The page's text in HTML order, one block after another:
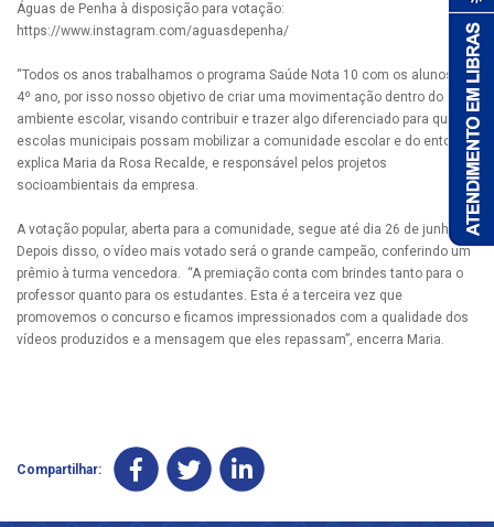
Águas de Penha à disposição para votação:
https://www.instagram.com/aguasdepenha/
“Todos os anos trabalhamos o programa Saúde Nota 10 com os alunos do
4º ano, por isso nosso objetivo de criar uma movimentação dentro do
ambiente escolar, visando contribuir e trazer algo diferenciado para que as
escolas municipais possam mobilizar a comunidade escolar e do entorno”,
explica Maria da Rosa Recalde, e responsável pelos projetos
socioambientais da empresa.
A votação popular, aberta para a comunidade, segue até dia 26 de junho.
Depois disso, o vídeo mais votado será o grande campeão, conferindo um
prêmio à turma vencedora. “A premiação conta com brindes tanto para o
professor quanto para os estudantes. Esta é a terceira vez que
promovemos o concurso e ficamos impressionados com a qualidade dos
vídeos produzidos e a mensagem que eles repassam”, encerra Maria.
Compartilhar: